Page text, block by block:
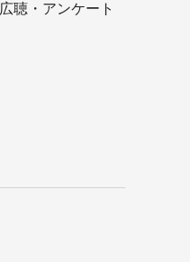
広聴・アンケート